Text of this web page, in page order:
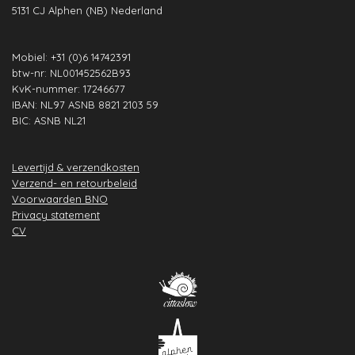
m
5131 CJ Alphen (NB) Nederland
Mobiel: +31 (0)6 14742391
btw-nr: NL001452562B93
KvK-nummer: 17246677
IBAN: NL97 ASNB 8821 2103 59
BIC: ASNB NL21
Levertijd & verzendkosten
Verzend- en retourbeleid
Voorwaarden BNO
Privacy statement
CV